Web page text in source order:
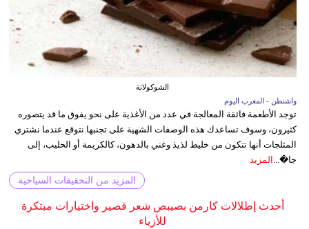
الشوكولاتة
واشنطن - المغرب اليوم
توجد الأطعمة فائقة المعالجة في عدد من الأغذية على نحو يفوق ما قد يتصوره
كثيرون، وسوف تساعدك هذه الوصفات الشهية على تجنبها.نتوقع عندما نشتري
المثلجات أنها تتكون من خليط لذيذ وغني بالدهون، كالكريمة أو الحليب، إلى
جا�...
المزيد
المزيد من التحقيقات السياحية
أحدث إطلالات كارمن بصيبص شعر قصير واختيارات مبتكرة
للأزياء